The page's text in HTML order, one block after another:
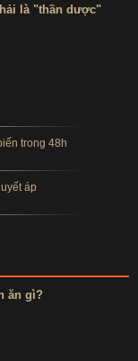
là "thần dược"
trong 48h
áp
ăn gì?